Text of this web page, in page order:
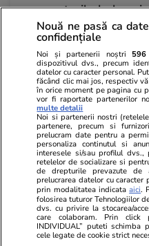
nou prețurile la
Vacanțe și Cultură
Cele mai accesibile
pentru români în
ideal pentru escapade
Lifestyle
Un pensionar a
pe internet, după ce
poliția, în Elveția
Nouă ne pasă ca
confidențiale
Noi și partenerii noștri 596
dispozitivul dvs., precum
datelor cu caracter personal.
făcând clic mai jos, respectiv
în orice moment pe pagina cu
vor fi raportate partenerilor
multe detalii
Noi si partenerii nostri
partenere, precum si
prelucram date pentru a
personaliza continutul si
interesele si/sau profilul
retelelor de socializare si
de drepturile prevazute
prelucrarea datelor cu
prin modalitatea indicataaici.
folosirea tuturor Tehnologiilor
dvs. cu privire la stocarea/
care colaboram. Prin click
INDIVIDUAL” puteti
cele legate de cookie strict